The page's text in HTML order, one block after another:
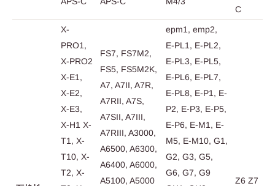
C
X-
PRO1,
X-PRO2
X-E1,
X-E2,
X-E3,
X-H1 X-
T1, X-
T10, X-
T2, X-
FS7, FS7M2,
FS5, FS5M2K,
A7, A7II, A7R,
A7RII, A7S,
A7SII, A7III,
A7RIII, A3000,
A6500, A6300,
A6400, A6000,
A5100, A5000
epm1, emp2,
E-PL1, E-PL2,
E-PL3, E-PL5,
E-PL6, E-PL7,
E-PL8, E-P1, E-
P2, E-P3, E-P5,
E-P6, E-M1, E-
M5, E-M10, G1,
G2, G3, G5,
G6, G7, G9
Z6 Z7